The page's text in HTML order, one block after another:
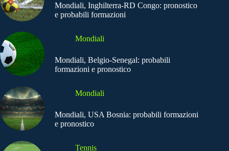
Mondiali, Inghilterra-RD Congo: pronostico
e probabili formazioni
Mondiali
Mondiali, Belgio-Senegal: probabili
formazioni e pronostico
Mondiali
Mondiali, USA Bosnia: probabili formazioni
e pronostico
Tennis